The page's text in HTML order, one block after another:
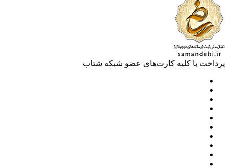
با کلیه کارت‌های عضو شبکه شتاب